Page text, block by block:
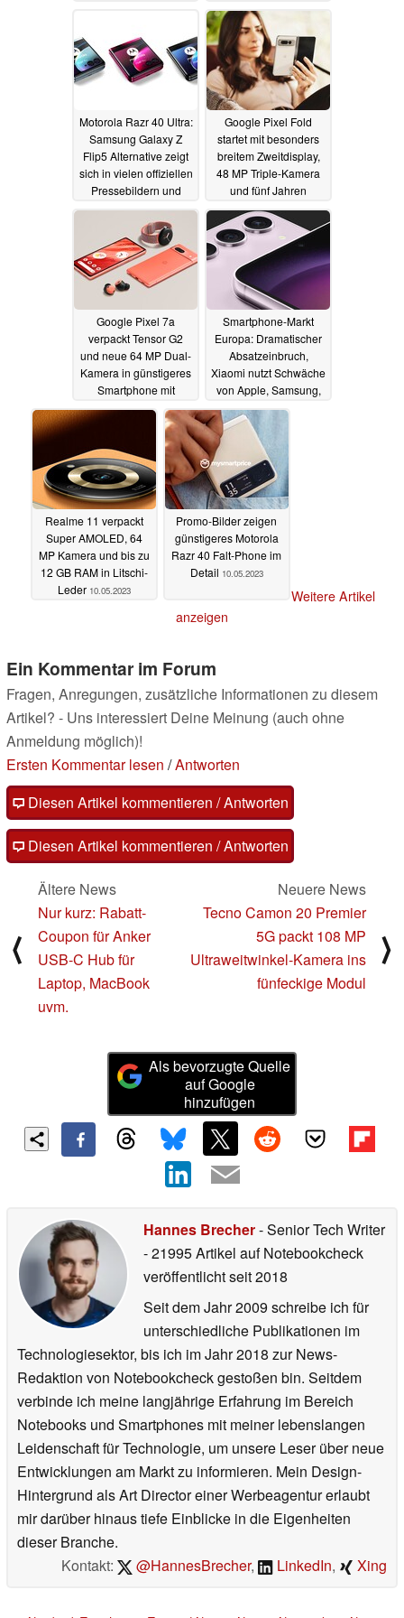
15.05.2023
Motorola Razr 40 Ultra:
Samsung Galaxy Z
Flip5 Alternative zeigt
sich in vielen offiziellen
Pressebildern und
allen Farben13.05.2023
Google Pixel Fold
startet mit besonders
breitem Zweitdisplay,
48 MP Triple-Kamera
und fünf Jahren
Updates10.05.2023
Google Pixel 7a
verpackt Tensor G2
und neue 64 MP Dual-
Kamera in günstigeres
Smartphone mit
Metallrahmen10.05.2023
Smartphone-Markt
Europa: Dramatischer
Absatzeinbruch,
Xiaomi nutzt Schwäche
von Apple, Samsung,
Oppo und Realme
10.05.2023
Realme 11 verpackt
Super AMOLED, 64
MP Kamera und bis zu
12 GB RAM in Litschi-
Leder 10.05.2023
Promo-Bilder zeigen
günstigeres Motorola
Razr 40 Falt-Phone im
Detail 10.05.2023
Weitere Artikel
anzeigen
Ein Kommentar im Forum
Fragen, Anregungen, zusätzliche Informationen zu diesem
Artikel? - Uns interessiert Deine Meinung (auch ohne
Anmeldung möglich)!
Ersten Kommentar lesen /Antworten
Diesen Artikel kommentieren / Antworten
Diesen Artikel kommentieren / Antworten
⟨
Ältere News
Nur kurz: Rabatt-
Coupon für Anker
USB-C Hub für
Laptop, MacBook
uvm.
Neuere News
Tecno Camon 20 Premier
5G packt 108 MP
Ultraweitwinkel-Kamera ins
fünfeckige Modul
⟩
Als bevorzugte Quelle
auf Google
hinzufügen
Hannes Brecher- Senior Tech Writer
- 21995 Artikel auf Notebookcheck
veröffentlichtseit 2018
Seit dem Jahr 2009 schreibe ich für
unterschiedliche Publikationen im
Technologiesektor, bis ich im Jahr 2018 zur News-
Redaktion von Notebookcheck gestoßen bin. Seitdem
verbinde ich meine langjährige Erfahrung im Bereich
Notebooks und Smartphones mit meiner lebenslangen
Leidenschaft für Technologie, um unsere Leser über neue
Entwicklungen am Markt zu informieren. Mein Design-
Hintergrund als Art Director einer Werbeagentur erlaubt
mir darüber hinaus tiefe Einblicke in die Eigenheiten
dieser Branche.
Kontakt:
@HannesBrecher, LinkedIn, Xing